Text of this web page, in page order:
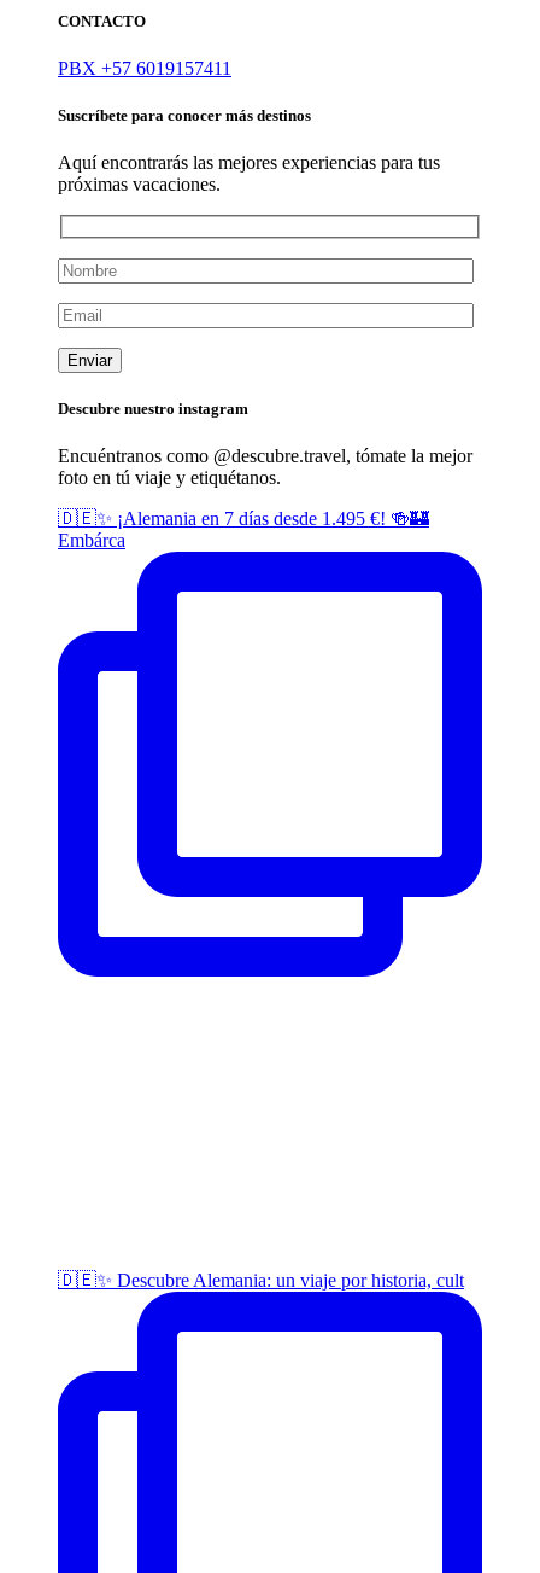
CONTACTO
PBX +57 6019157411
Suscríbete para conocer más destinos
Aquí encontrarás las mejores experiencias para tus
próximas vacaciones.
Descubre nuestro instagram
Encuéntranos como @descubre.travel, tómate la mejor
foto en tú viaje y etiquétanos.
🇩🇪✨ ¡Alemania en 7 días desde 1.495 €! 🍻🏰
Embárca
🇩🇪✨ Descubre Alemania: un viaje por historia, cult